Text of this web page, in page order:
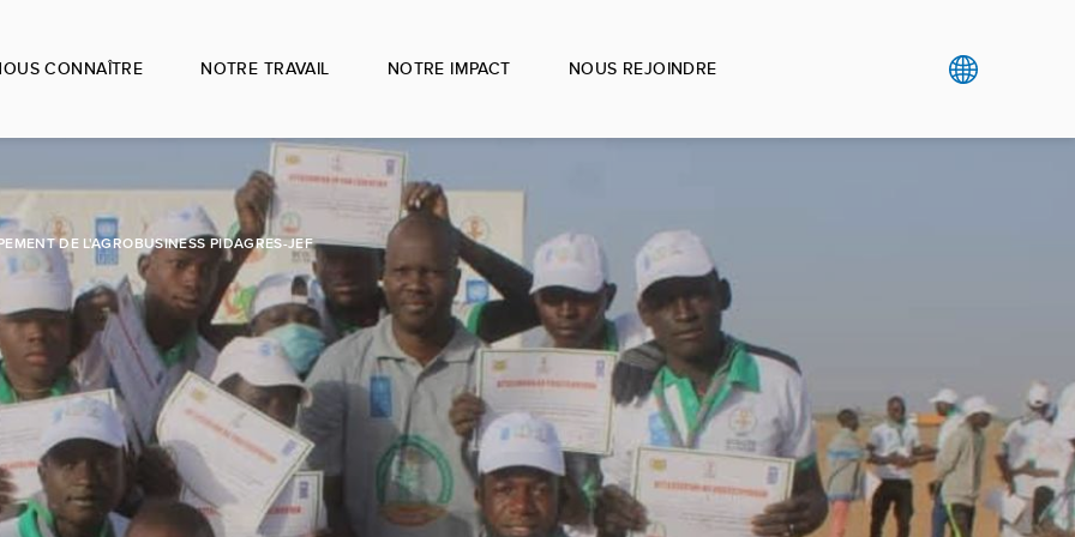
CONNAÎTRE NOTRE TRAVAIL NOTRE IMPACT NOUS REJOINDRE
DE L'AGROBUSINESS PIDAGRES-JEF